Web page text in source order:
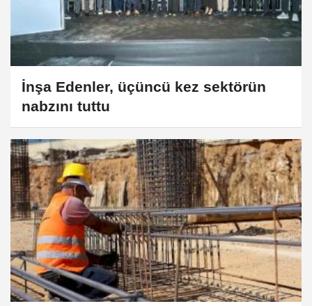
İnşa Edenler, üçüncü kez sektörün
nabzını tuttu